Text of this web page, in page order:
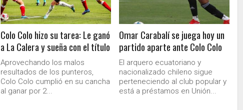
Colo Colo hizo su tarea: Le ganó
a La Calera y sueña con el título
Aprovechando los malos
resultados de los punteros,
Colo Colo cumplió en su cancha
al ganar por 2...
Omar Carabalí se juega hoy un
partido aparte ante Colo Colo
El arquero ecuatoriano y
nacionalizado chileno sigue
perteneciendo al club popular y
está a préstamos en Unión...
Ministerio Secretaría General de Gobierno